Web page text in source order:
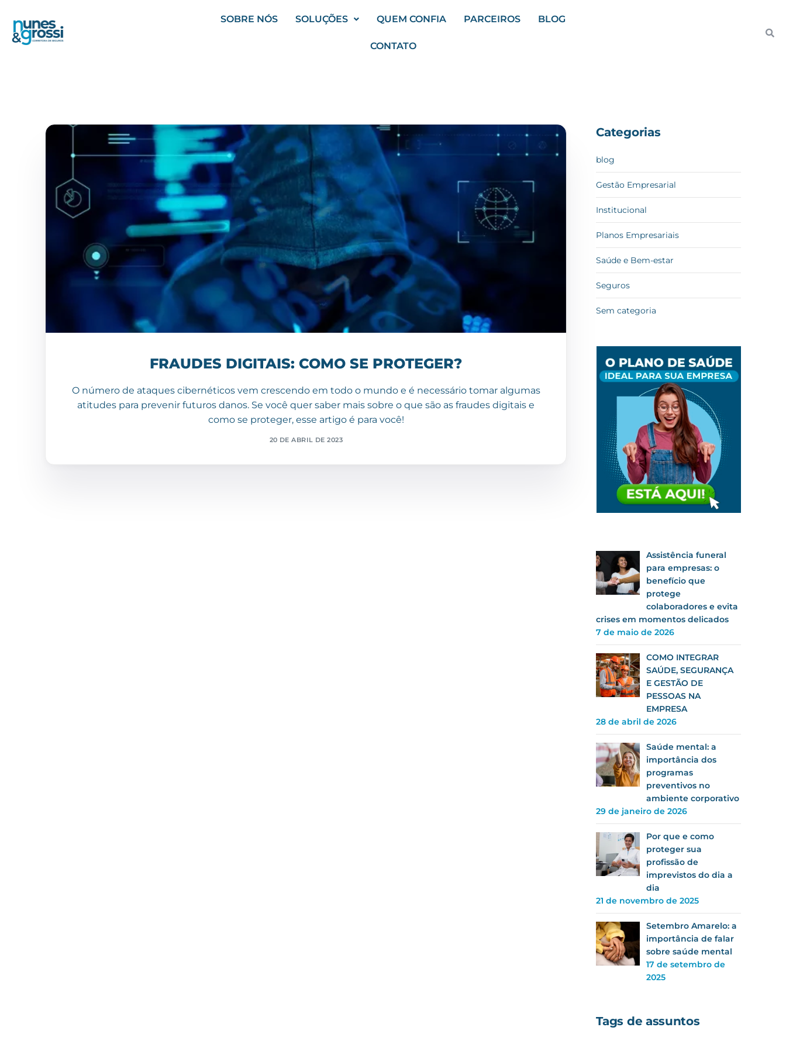
SOBRE NÓS SOLUÇÕES QUEM CONFIA PARCEIROS BLOG
CONTATO
FRAUDES DIGITAIS: COMO SE PROTEGER?
O número de ataques cibernéticos vem crescendo em todo o mundo e é necessário tomar algumas
atitudes para prevenir futuros danos. Se você quer saber mais sobre o que são as fraudes digitais e
como se proteger, esse artigo é para você!
20 DE ABRIL DE 2023
Categorias
blog
Gestão Empresarial
Institucional
Planos Empresariais
Saúde e Bem-estar
Seguros
Sem categoria
Assistência funeral
para empresas: o
benefício que
protege
colaboradores e evita
crises em momentos delicados
7 de maio de 2026
COMO INTEGRAR
SAÚDE, SEGURANÇA
E GESTÃO DE
PESSOAS NA
EMPRESA
28 de abril de 2026
Saúde mental: a
importância dos
programas
preventivos no
ambiente corporativo
29 de janeiro de 2026
Por que e como
proteger sua
profissão de
imprevistos do dia a
dia
21 de novembro de 2025
Setembro Amarelo: a
importância de falar
sobre saúde mental
17 de setembro de
2025
Tags de assuntos